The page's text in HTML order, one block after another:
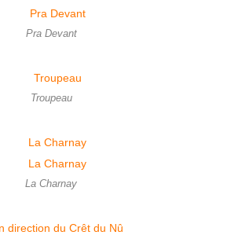
Pra Devant
Troupeau
La Charnay